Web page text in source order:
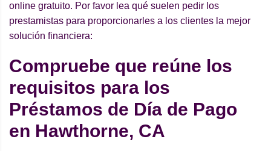
online gratuito. Por favor lea qué suelen pedir los
prestamistas para proporcionarles a los clientes la mejor
solución financiera:
Compruebe que reúne los
requisitos para los
Préstamos de Día de Pago
en Hawthorne, CA